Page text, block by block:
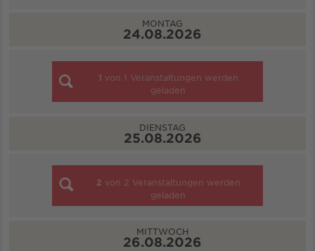
MONTAG
24.08.2026
1 von 1 Veranstaltungen werden
geladen
DIENSTAG
25.08.2026
2 von 2 Veranstaltungen werden
geladen
MITTWOCH
26.08.2026